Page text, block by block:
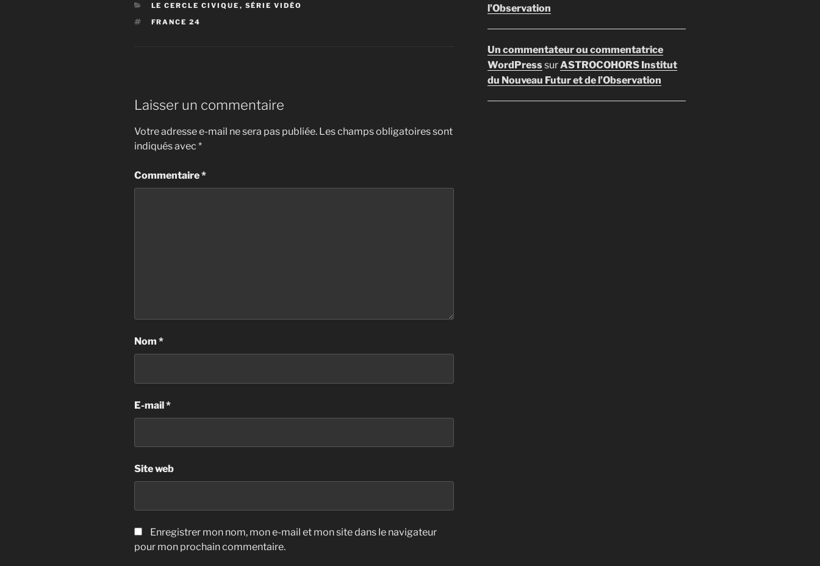
CATÉGORIES
LE CERCLE CIVIQUE , SÉRIE VIDÉO
ÉTIQUETTES
FRANCE 24
Laisser un commentaire
Votre adresse e-mail ne sera pas publiée. Les champs obligatoires sont
indiqués avec *
Commentaire*
Nom *
E-mail*
Site web
Enregistrer mon nom, mon e-mail et mon site dans le navigateur
pour mon prochain commentaire.
l’Observation
Un commentateur ou commentatrice
WordPresssurASTROCOHORS Institut
du Nouveau Futur et de l’Observation